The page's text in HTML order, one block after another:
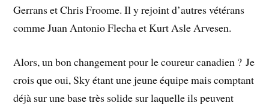
Gerrans et Chris Froome. Il y rejoint d’autres vétérans
comme Juan Antonio Flecha et Kurt Asle Arvesen.
Alors, un bon changement pour le coureur canadien ? Je
crois que oui, Sky étant une jeune équipe mais comptant
déjà sur une base très solide sur laquelle ils peuvent